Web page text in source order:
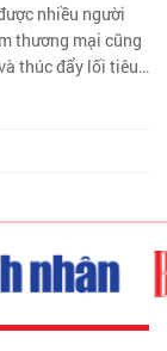
nhiều người
thương mại cũng
thúc đẩy lối tiêu